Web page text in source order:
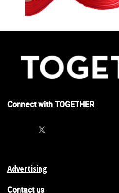
Το συγκεκριμένο παράδειγμα
συνταξιδιώτες από την Κατάρα
νιότης μας, που αρκετοί τον
ύβρις. Είναι από τα χάσματα που
τους ασκούν οι ουσίες, έστω και
είτε τώρα.
Connect with TOGETHER
Advertising
Contact us